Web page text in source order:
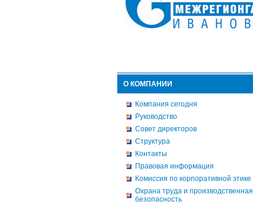
О КОМПАНИИ
Компания сегодня
Руководство
Совет директоров
Структура
Контакты
Правовая информация
Комиссия по корпоративной этике
Охрана труда и производственная
безопасность